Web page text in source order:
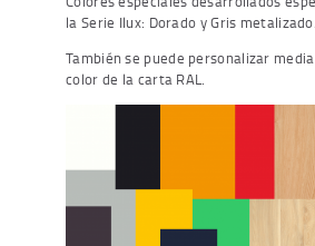
la Serie Ilux: Dorado y Gris metalizado.
También se puede personalizar
color de la carta RAL.